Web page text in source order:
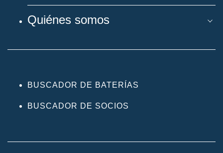
Quiénes somos
BUSCADOR DE BATERÍAS
BUSCADOR DE SOCIOS